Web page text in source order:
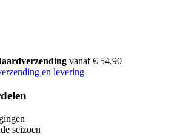
vanaf € 54,90
en levering
seizoen